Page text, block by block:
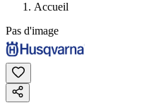
Accueil
Pas d'image